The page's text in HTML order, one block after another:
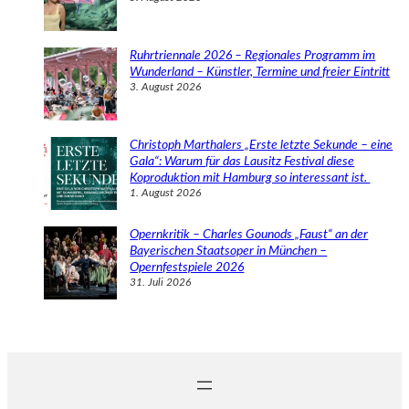
Ruhrtriennale 2026 – Regionales Programm im
Wunderland – Künstler, Termine und freier Eintritt
3. August 2026
Christoph Marthalers „Erste letzte Sekunde – eine
Gala“: Warum für das Lausitz Festival diese
Koproduktion mit Hamburg so interessant ist.
1. August 2026
Opernkritik – Charles Gounods „Faust“ an der
Bayerischen Staatsoper in München –
Opernfestspiele 2026
31. Juli 2026